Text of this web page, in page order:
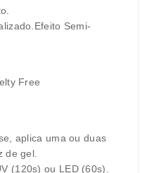
Semi-
Free
aplica uma ou duas
de gel.
(120s) ou LED (60s).